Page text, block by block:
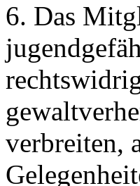
6. Das
verbreiten,